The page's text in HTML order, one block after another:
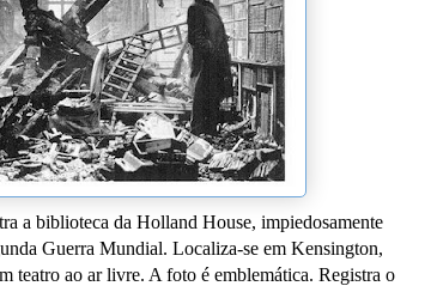
a biblioteca da Holland House, impiedosamente
Guerra Mundial. Localiza-se em Kensington,
teatro ao ar livre. A foto é emblemática. Registra o